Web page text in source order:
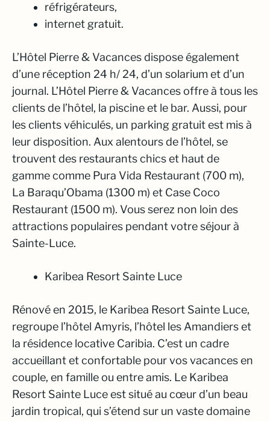
réfrigérateurs,
internet gratuit.
L’Hôtel Pierre & Vacances dispose également
d’une réception 24 h/ 24, d’un solarium et d’un
journal. L’Hôtel Pierre & Vacances offre à tous les
clients de l’hôtel, la piscine et le bar. Aussi, pour
les clients véhiculés, un parking gratuit est mis à
leur disposition. Aux alentours de l’hôtel, se
trouvent des restaurants chics et haut de
gamme comme Pura Vida Restaurant (700 m),
La Baraqu’Obama (1300 m) et Case Coco
Restaurant (1500 m). Vous serez non loin des
attractions populaires pendant votre séjour à
Sainte-Luce.
Karibea Resort Sainte Luce
Rénové en 2015, le Karibea Resort Sainte Luce,
regroupe l’hôtel Amyris, l’hôtel les Amandiers et
la résidence locative Caribia. C’est un cadre
accueillant et confortable pour vos vacances en
couple, en famille ou entre amis. Le Karibea
Resort Sainte Luce est situé au cœur d’un beau
jardin tropical, qui s’étend sur un vaste domaine